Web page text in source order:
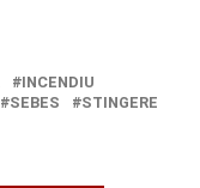
INCENDIU
SEBES STINGERE